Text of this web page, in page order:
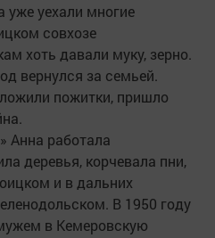
уже уехали многие
совхозе
хоть давали муку, зерно.
вернулся за семьей.
пожитки, пришло
Анна работала
деревья, корчевала пни,
и в дальних
В 1950 году
в Кемеровскую